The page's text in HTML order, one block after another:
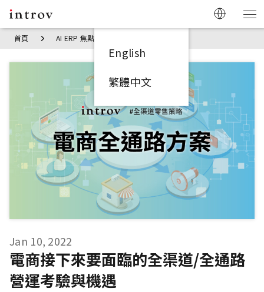
English
繁體中文
首頁 AI ERP 焦點見解
Jan 10, 2022
電商接下來要面臨的全渠道/全通路
營運考驗與機遇